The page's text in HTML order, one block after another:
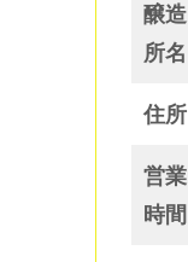
醸造
所名
住所
営業
時間